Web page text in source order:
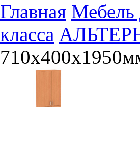
Главная Мебель
класса